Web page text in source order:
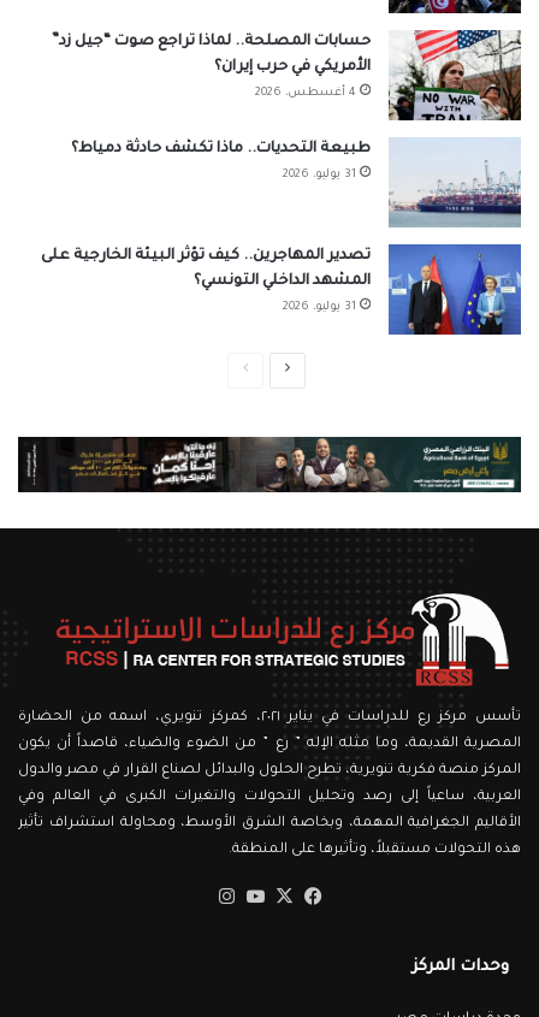
حسابات المصلحة.. لماذا تراجع صوت “جيل زد”
الأمريكي في حرب إيران؟
4 أغسطس، 2026
طبيعة التحديات.. ماذا تكشف حادثة دمياط؟
31 يوليو، 2026
تصدير المهاجرين.. كيف تؤثر البيئة الخارجية على
المشهد الداخلي التونسي؟
31 يوليو، 2026
الصفحةالصفحة
تأسس مركز رع للدراسات في يناير ٢٠٢١، كمركز تنويري، اسمه من الحضارة
المصرية القديمة، وما مثله الإله ” رع ” من الضوء والضياء، قاصداً أن يكون
المركز منصة فكرية تنويرية، تطرح الحلول والبدائل لصناع القرار في مصر والدول
العربية، ساعياً إلى رصد وتحليل التحولات والتغيرات الكبرى في العالم وفي
الأقاليم الجغرافية المهمة، وبخاصة الشرق الأوسط، ومحاولة استشراف تأثير
هذه التحولات مستقبلاً، وتأثيرها على المنطقة.
فيسبوك
‫X
‫YouTube
وحدات المركز